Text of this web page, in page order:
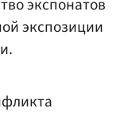
экспонатов
экспозиции